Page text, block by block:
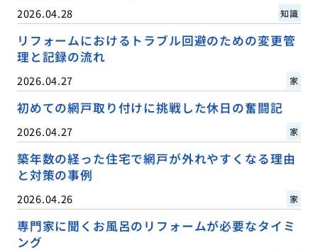
2026.04.28 知識
リフォームにおけるトラブル回避のための変更管
理と記録の流れ
2026.04.27 家
初めての網戸取り付けに挑戦した休日の奮闘記
2026.04.27 家
築年数の経った住宅で網戸が外れやすくなる理由
と対策の事例
2026.04.26 家
専門家に聞くお風呂のリフォームが必要なタイミ
ング